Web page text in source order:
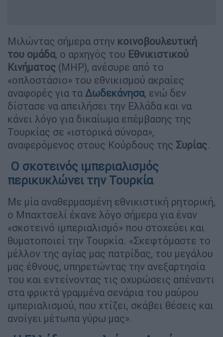
Μιλώντας σήμερα στην κοινοβουλευτική
του ομάδα, ο αρχηγός του Εθνικιστικού
Κινήματος (ΜΗΡ), ανέσυρε από το
«οπλοστάσιο» του εθνικισμού ακραίες
αναφορές για τα Δωδεκάνησα, ενώ δεν
δίστασε να απειλήσει την Ελλάδα και να
κάνει λόγο για δικαίωμα επέμβασης της
Τουρκίας σε «ιστορικά σύνορα»,
αναφερόμενος στους Κούρδους της Συρίας.
Ο σκοτεινός ιμπεριαλισμός
περικυκλώνει την Τουρκία
Με μία αναθερμασμένη εθνικιστική ρητορική,
ο Μπαχτσελί έκανε λόγο σήμερα για έναν
«σκοτεινό ιμπεριαλισμό» που στοχεύει και
θυματοποιεί την Τουρκία. «Σκεφτόμαστε το
μέλλον της αγίας μας πατρίδας, του μεγάλου
μας έθνους, υπηρετώντας την ανεξαρτησία
του και εντείνοντας τις οχυρώσεις απέναντι
στα φρικτά γραμμένα σενάρια του μαύρου
ιμπεριαλισμού, που χτίζει, σκάβει θέσεις και
ανοίγει μέτωπα γύρω μας».